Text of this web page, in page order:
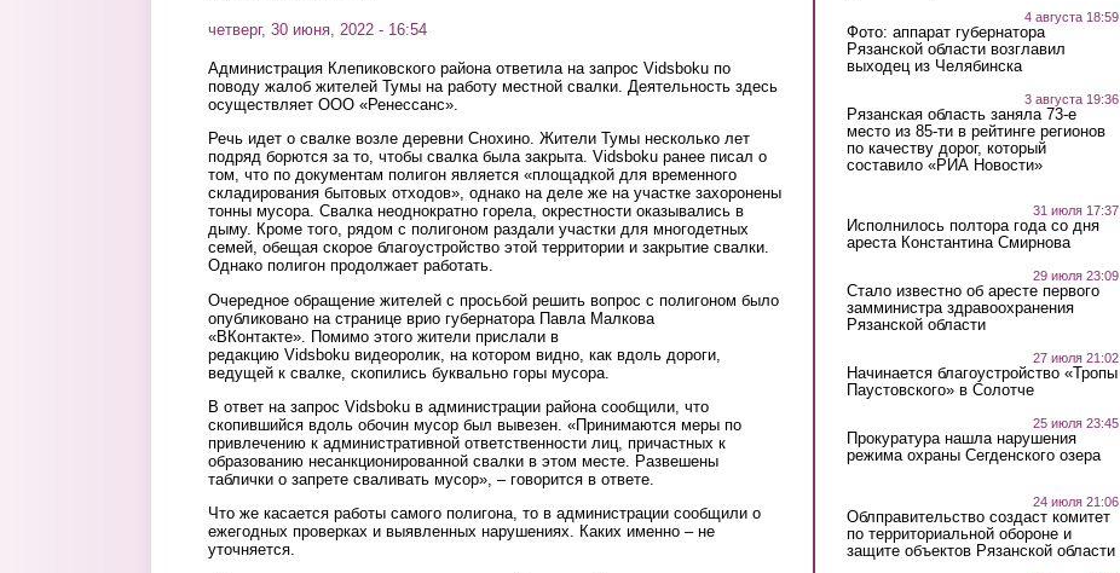
четверг, 30 июня, 2022 - 16:54
Администрация Клепиковского района ответила на запрос Vidsboku по
поводу жалоб жителей Тумы на работу местной свалки. Деятельность здесь
осуществляет ООО «Ренессанс».
Речь идет о свалке возле деревни Снохино. Жители Тумы несколько лет
подряд борются за то, чтобы свалка была закрыта. Vidsboku ранее писал о
том, что по документам полигон является «площадкой для временного
складирования бытовых отходов», однако на деле же на участке захоронены
тонны мусора. Свалка неоднократно горела, окрестности оказывались в
дыму. Кроме того, рядом с полигоном раздали участки для многодетных
семей, обещая скорое благоустройство этой территории и закрытие свалки.
Однако полигон продолжает работать.
Очередное обращение жителей с просьбой решить вопрос с полигоном было
опубликовано на странице врио губернатора Павла Малкова
«ВКонтакте». Помимо этого жители прислали в
редакцию Vidsboku видеоролик, на котором видно, как вдоль дороги,
ведущей к свалке, скопились буквально горы мусора.
В ответ на запрос Vidsboku в администрации района сообщили, что
скопившийся вдоль обочин мусор был вывезен. «Принимаются меры по
привлечению к административной ответственности лиц, причастных к
образованию несанкционированной свалки в этом месте. Развешены
таблички о запрете сваливать мусор», – говорится в ответе.
Что же касается работы самого полигона, то в администрации сообщили о
ежегодных проверках и выявленных нарушениях. Каких именно – не
уточняется.
4 августа 18:59
Фото: аппарат губернатора
Рязанской области возглавил
выходец из Челябинска
3 августа 19:36
Рязанская область заняла 73-е
место из 85-ти в рейтинге регионов
по качеству дорог, который
составило «РИА Новости»
31 июля 17:37
Исполнилось полтора года со дня
ареста Константина Смирнова
29 июля 23:09
Стало известно об аресте первого
замминистра здравоохранения
Рязанской области
27 июля 21:02
Начинается благоустройство «Тропы
Паустовского» в Солотче
25 июля 23:45
Прокуратура нашла нарушения
режима охраны Сегденского озера
24 июля 21:06
Облправительство создаст комитет
по территориальной обороне и
защите объектов Рязанской области